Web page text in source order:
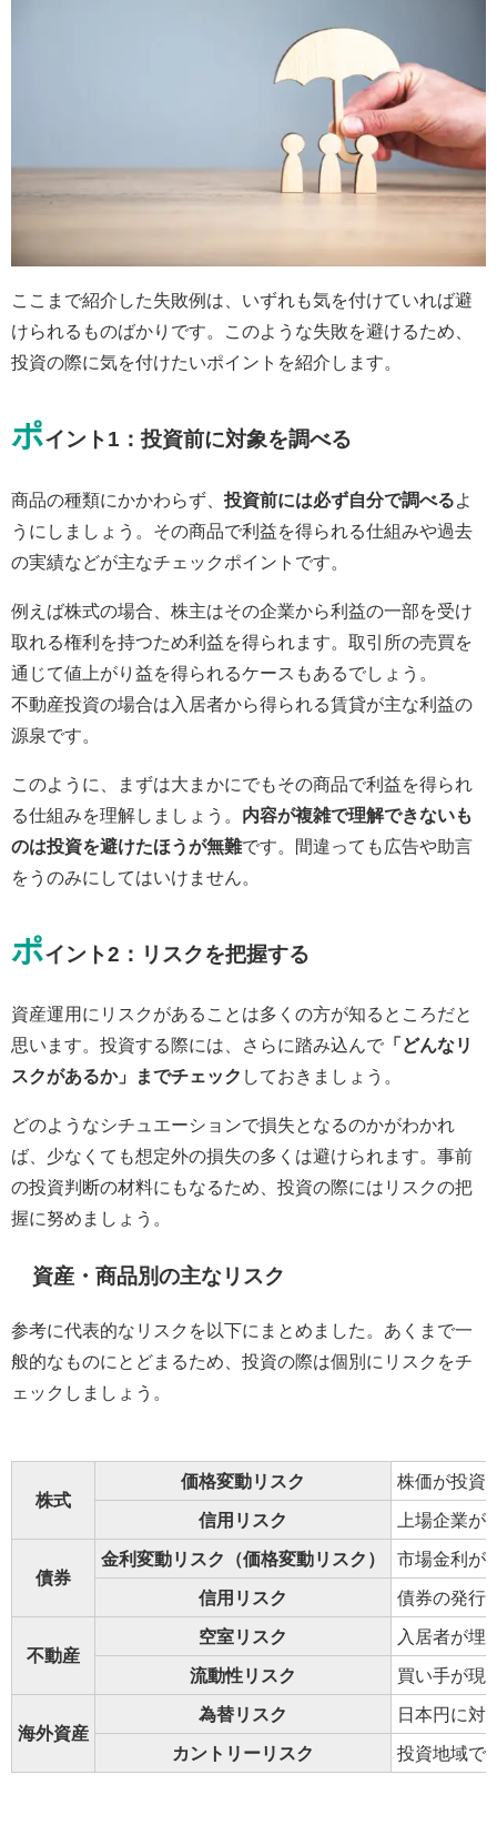
ここまで紹介した失敗例は、いずれも気を付けていれば避
けられるものばかりです。このような失敗を避けるため、
投資の際に気を付けたいポイントを紹介します。
ポイント1：投資前に対象を調べる
商品の種類にかかわらず、 投資前には必ず自分で調べる よ
うにしましょう。その商品で利益を得られる仕組みや過去
の実績などが主なチェックポイントです。
例えば株式の場合、株主はその企業から利益の一部を受け
取れる権利を持つため利益を得られます。取引所の売買を
通じて値上がり益を得られるケースもあるでしょう。
不動産投資の場合は入居者から得られる賃貸が主な利益の
源泉です。
このように、まずは大まかにでもその商品で利益を得られ
る仕組みを理解しましょう。 内容が複雑で理解できないも
のは投資を避けたほうが無難です。間違っても広告や助言
をうのみにしてはいけません。
ポイント2：リスクを把握する
資産運用にリスクがあることは多くの方が知るところだと
思います。投資する際には、さらに踏み込んで 「どんなリ
スクがあるか」までチェック しておきましょう。
どのようなシチュエーションで損失となるのかがわかれ
ば、少なくても想定外の損失の多くは避けられます。事前
の投資判断の材料にもなるため、投資の際にはリスクの把
握に努めましょう。
資産・商品別の主なリスク
参考に代表的なリスクを以下にまとめました。あくまで一
般的なものにとどまるため、投資の際は個別にリスクをチ
ェックしましょう。
株式
価格変動リスク 株価が投資
信用リスク 上場企業
債券
金利変動リスク（価格変動リスク） 市場金利が
信用リスク 債券の発行
不動産
空室リスク 入居者が埋
流動性リスク 買い手が現
海外資産
為替リスク 日本円に対
カントリーリスク 投資地域で